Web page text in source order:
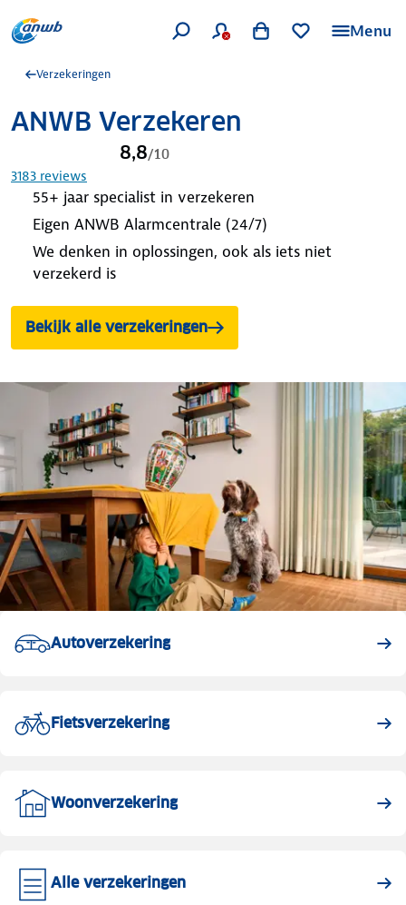
Menu
Verzekeringen
ANWB Verzekeren
8,8/10
3183 reviews
55+ jaar specialist in verzekeren
Eigen ANWB Alarmcentrale (24/7)
We denken in oplossingen, ook als iets niet
verzekerd is
Bekijk alle verzekeringen
Autoverzekering
Fietsverzekering
Woonverzekering
Alle verzekeringen